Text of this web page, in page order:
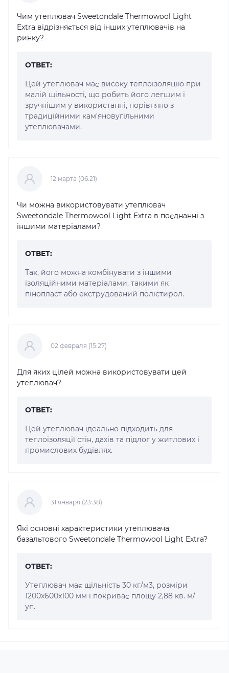
Чим утеплювач Sweetondale Thermowool Light
Extra відрізняється від інших утеплювачів на
ринку?
ОТВЕТ:
Цей утеплювач має високу теплоізоляцію при
малій щільності, що робить його легшим і
зручнішим у використанні, порівняно з
традиційними кам'яновугільними
утеплювачами.
12 марта (06:21)
Чи можна використовувати утеплювач
Sweetondale Thermowool Light Extra в поєднанні з
іншими матеріалами?
ОТВЕТ:
Так, його можна комбінувати з іншими
ізоляційними матеріалами, такими як
пінопласт або екструдований полістирол.
02 февраля (15:27)
Для яких цілей можна використовувати цей
утеплювач?
ОТВЕТ:
Цей утеплювач ідеально підходить для
теплоізоляції стін, дахів та підлог у житлових і
промислових будівлях.
31 января (23:38)
Які основні характеристики утеплювача
базальтового Sweetondale Thermowool Light Extra?
ОТВЕТ:
Утеплювач має щільність 30 кг/м3, розміри
1200x600x100 мм і покриває площу 2,88 кв. м/
уп.